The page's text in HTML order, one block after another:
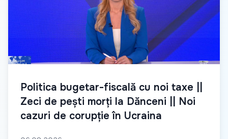
Politica bugetar-fiscală cu noi taxe ||
Zeci de pești morți la Dănceni || Noi
cazuri de corupție în Ucraina